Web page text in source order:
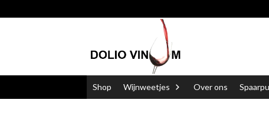
to
Shop Wijnweetjes Over ons